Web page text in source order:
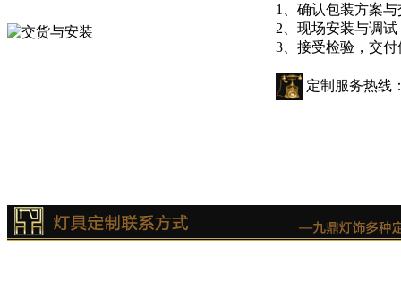
1、确认包装方案
2、现场安装与调试
3、接受检验，交付
定制服务热线